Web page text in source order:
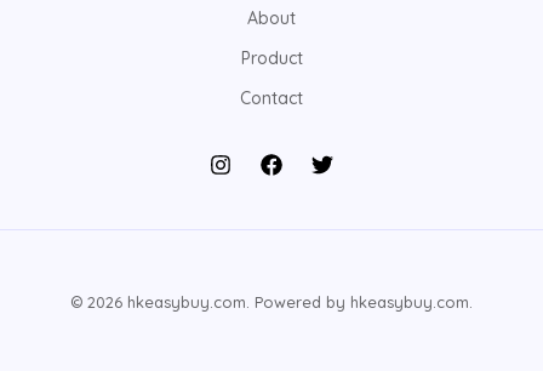
About
Product
Contact
© 2026 hkeasybuy.com. Powered by hkeasybuy.com.